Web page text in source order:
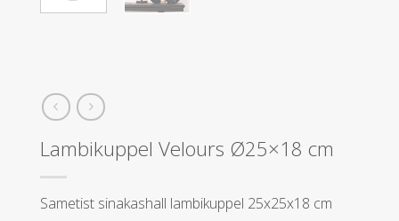
Lambikuppel Velours Ø25×18 cm
Sametist sinakashall lambikuppel 25x25x18 cm